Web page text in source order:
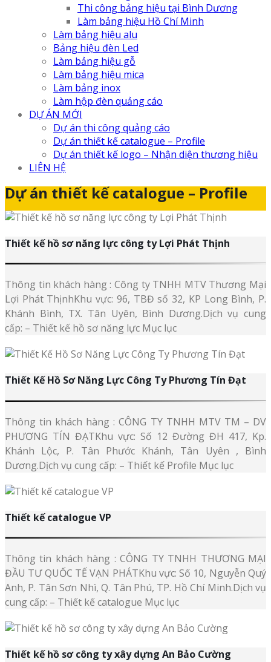
Thi công bảng hiệu tại Bình Dương
Làm bảng hiệu Hồ Chí Minh
Làm bảng hiệu alu
Bảng hiệu đèn Led
Làm bảng hiệu gỗ
Làm bảng hiệu mica
Làm bảng inox
Làm hộp đèn quảng cáo
DỰ ÁN MỚI
Dự án thi công quảng cáo
Dự án thiết kế catalogue – Profile
Dự án thiết kế logo – Nhận diện thương hiệu
LIÊN HỆ
Dự án thiết kế catalogue – Profile
Thiết kế hồ sơ năng lực công ty Lợi Phát Thịnh
Thông tin khách hàng : Công ty TNHH MTV Thương Mại
Lợi Phát ThịnhKhu vực: 96, TBĐ số 32, KP Long Bình, P.
Khánh Bình, TX. Tân Uyên, Bình Dương.Dịch vụ cung
cấp: – Thiết kế hồ sơ năng lực Mục lục
Thiết Kế Hồ Sơ Năng Lực Công Ty Phương Tín Đạt
Thông tin khách hàng : CÔNG TY TNHH MTV TM – DV
PHƯƠNG TÍN ĐẠTKhu vực: Số 12 Đường ĐH 417, Kp.
Khánh Lộc, P. Tân Phước Khánh, Tân Uyên , Bình
Dương.Dịch vụ cung cấp: – Thiết kế Profile Mục lục
Thiết kế catalogue VP
Thông tin khách hàng : CÔNG TY TNHH THƯƠNG MẠI
ĐẦU TƯ QUỐC TẾ VẠN PHÁTKhu vực: Số 10, Nguyễn Quý
Anh, P. Tân Sơn Nhì, Q. Tân Phú, TP. Hồ Chí Minh.Dịch vụ
cung cấp: – Thiết kế catalogue Mục lục
Thiết kế hồ sơ công ty xây dựng An Bảo Cường